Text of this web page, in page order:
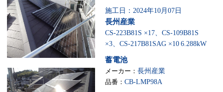
施工日：2024年10月07日
長州産業
CS-223B81S ×17、CS-109B81S
×3、CS-217B81SAG ×10 6.288kW
蓄電池
メーカー： 長州産業
品番： CB-LMP98A